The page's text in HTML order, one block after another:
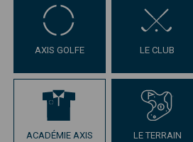
AXIS GOLFE LE CLUB
ACADÉMIE AXIS LE TERRAIN